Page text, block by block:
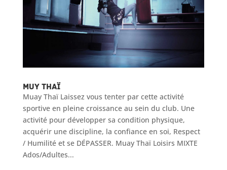
Muy thaï
Muay Thaï Laissez vous tenter par cette activité
sportive en pleine croissance au sein du club. Une
activité pour développer sa condition physique,
acquérir une discipline, la confiance en soi, Respect
/ Humilité et se DÉPASSER. Muay Thaï Loisirs MIXTE
Ados/Adultes...